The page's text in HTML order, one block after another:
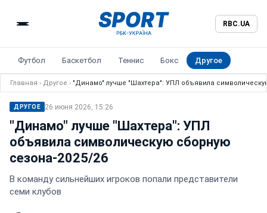
RBC.UA
Футбол Баскетбол Теннис Бокс Другое
Главная › Другое › "Динамо" лучше "Шахтера": УПЛ объявила
ДРУГОЕ 26 июня 2026, 15:26
"Динамо" лучше "Шахтера": УПЛ
объявила символическую сборную
сезона-2025/26
В команду сильнейших игроков попали представители
семи клубов